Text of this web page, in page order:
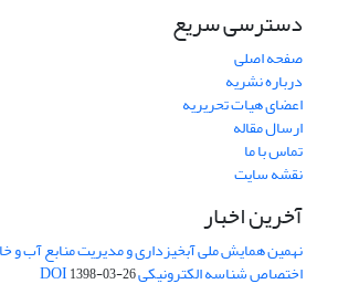
دسترسی سریع
صفحه اصلی
درباره نشریه
اعضای هیات تحریریه
ارسال مقاله
تماس با ما
نقشه سایت
آخرین اخبار
نهمین همایش ملی آبخیزداری و مدیریت منابع آب و
اختصاص شناسه الکترونیکی DOI1398-03-26